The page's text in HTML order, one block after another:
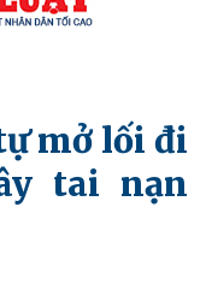
mở lối đi
tai nạn